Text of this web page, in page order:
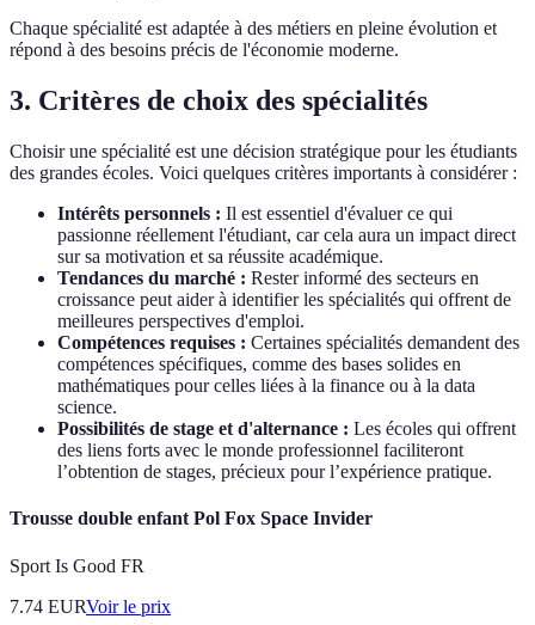
Chaque spécialité est adaptée à des métiers en pleine évolution et
répond à des besoins précis de l'économie moderne.
3. Critères de choix des spécialités
Choisir une spécialité est une décision stratégique pour les étudiants
des grandes écoles. Voici quelques critères importants à considérer :
Intérêts personnels : Il est essentiel d'évaluer ce qui
passionne réellement l'étudiant, car cela aura un impact direct
sur sa motivation et sa réussite académique.
Tendances du marché : Rester informé des secteurs en
croissance peut aider à identifier les spécialités qui offrent de
meilleures perspectives d'emploi.
Compétences requises : Certaines spécialités demandent des
compétences spécifiques, comme des bases solides en
mathématiques pour celles liées à la finance ou à la data
science.
Possibilités de stage et d'alternance : Les écoles qui offrent
des liens forts avec le monde professionnel faciliteront
l’obtention de stages, précieux pour l’expérience pratique.
Trousse double enfant Pol Fox Space Invider
Sport Is Good FR
7.74 EURVoir le prix